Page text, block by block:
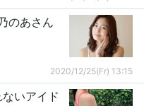
のあさん
2020/12/25(Fr) 13:15
ないアイド